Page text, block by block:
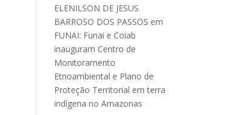
ELENILSON DE JESUS
BARROSO DOS PASSOS em
FUNAI: Funai e Coiab
inauguram Centro de
Monitoramento
Etnoambiental e Plano de
Proteção Territorial em terra
indígena no Amazonas